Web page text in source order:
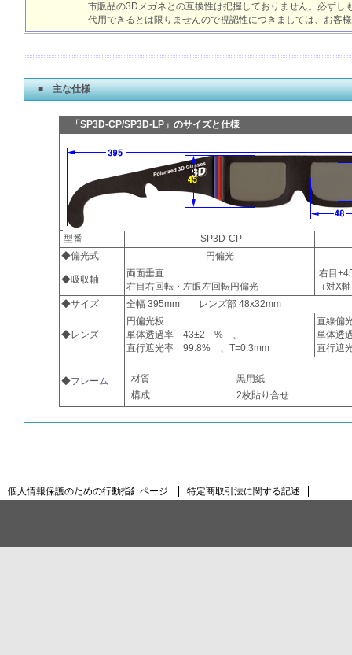
市販品の3Dメガネとの互換性は把握しておりません。必ずし
代用できるとは限りませんので視認性につきましては、お客
■ 主な仕様
「SP3D-CP/SP3D-LP」のサイズと仕様
型番
SP3D-CP
◆偏光式
円偏光
◆吸収軸
両面垂直
右目右回転・左眼左回転円偏光
右目
（対X
◆サイズ
全幅 395mm レンズ部 48x32mm
◆レンズ
円偏光板
単体透過率 43±2 % 、
直行遮光率 99.8% 、T=0.3mm
直線偏
単体
直行遮
◆フレーム 材質
黒用紙
構成
2枚貼り合せ
個人情報保護のための行動指針ページ 特定商取引法に関する記述